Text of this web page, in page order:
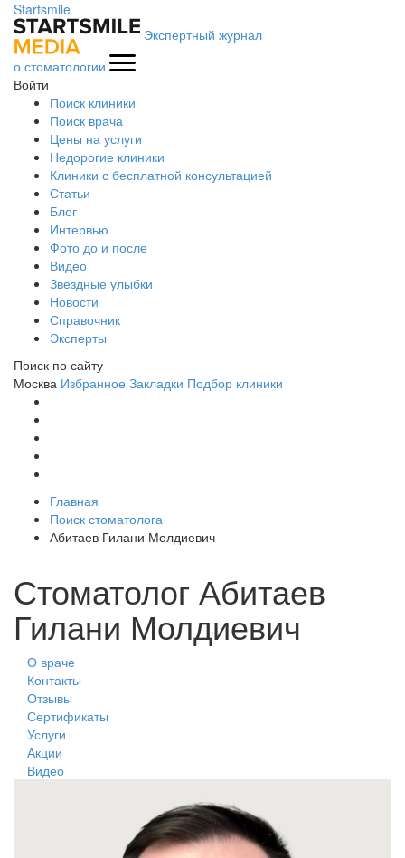
Startsmile
Экспертный журнал
о стоматологии
Войти
Поиск клиники
Поиск врача
Цены на услуги
Недорогие клиники
Клиники с бесплатной консультацией
Статьи
Блог
Интервью
Фото до и после
Видео
Звездные улыбки
Новости
Справочник
Эксперты
Поиск по сайту
Москва Избранное Закладки Подбор клиники
Главная
Поиск стоматолога
Абитаев Гилани Молдиевич
Стоматолог Абитаев
Гилани Молдиевич
О враче
Контакты
Отзывы
Сертификаты
Услуги
Акции
Видео